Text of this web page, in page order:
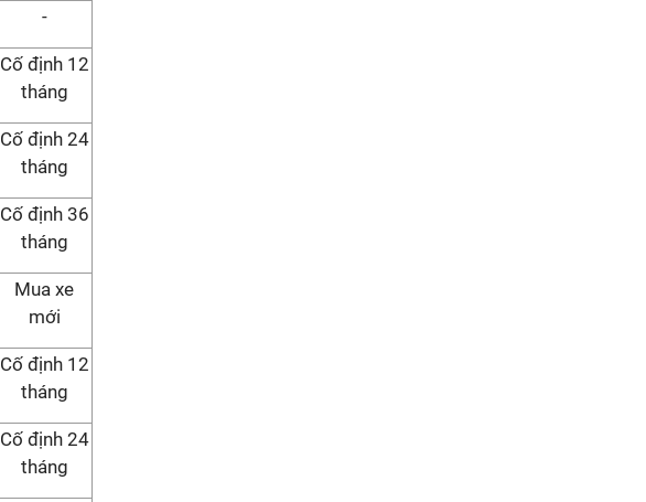
-
Cố định 12
tháng
Cố định 24
tháng
Cố định 36
tháng
Mua xe
mới
Cố định 12
tháng
Cố định 24
tháng